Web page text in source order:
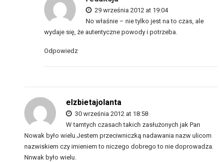
29 września 2012 at 19:04
No właśnie – nie tylko jest na to czas, ale
wydaje się, że autentyczne powody i potrzeba.
Odpowiedz
elzbietajolanta
30 września 2012 at 18:58
W tamtych czasach takich zasłużonych jak Pan
Nowak było wielu.Jestem przeciwniczką nadawania nazw ulicom
nazwiskiem czy imieniem to niczego dobrego to nie doprowadza.
Nnwak było wielu.